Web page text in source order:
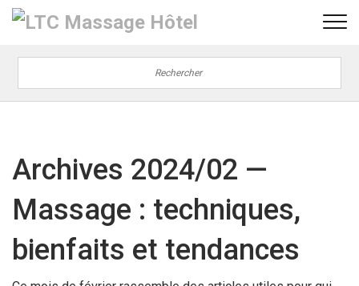
Archives 2024/02 —
Massage : techniques,
bienfaits et tendances